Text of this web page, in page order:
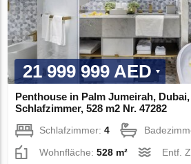
21 999 999 AED
Penthouse in Palm Jumeirah,
Schlafzimmer, 528 m2 Nr. 47282
Schlafzimmer:4
Wohnfläche:528 m² Entf.